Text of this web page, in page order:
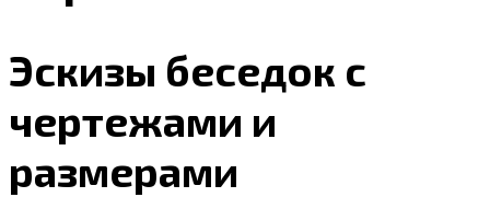
Эскизы беседок с
чертежами и
размерами